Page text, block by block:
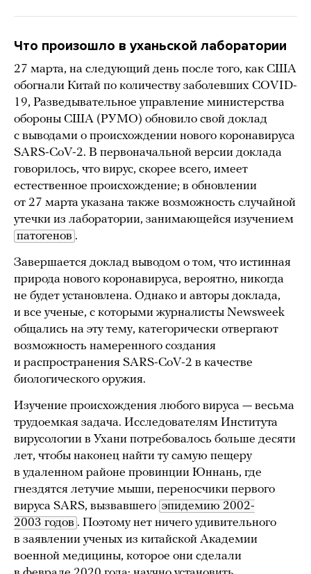
Что произошло в уханьской лаборатории
27 марта, на следующий день после того, как США
обогнали Китай по количеству заболевших COVID-
19, Разведывательное управление министерства
обороны США (РУМО) обновило свой доклад
с выводами о происхождении нового коронавируса
SARS-CoV-2. В первоначальной версии доклада
говорилось, что вирус, скорее всего, имеет
естественное происхождение; в обновлении
от 27 марта указана также возможность случайной
утечки из лаборатории, занимающейся изучением
патогенов .
Завершается доклад выводом о том, что истинная
природа нового коронавируса, вероятно, никогда
не будет установлена. Однако и авторы доклада,
и все ученые, с которыми журналисты Newsweek
общались на эту тему, категорически отвергают
возможность намеренного создания
и распространения SARS-CoV-2 в качестве
биологического оружия.
Изучение происхождения любого вируса — весьма
трудоемкая задача. Исследователям Института
вирусологии в Ухани потребовалось больше десяти
лет, чтобы наконец найти ту самую пещеру
в удаленном районе провинции Юннань, где
гнездятся летучие мыши, переносчики первого
вируса SARS, вызвавшего эпидемию 2002-
2003 годов . Поэтому нет ничего удивительного
в заявлении ученых из китайской Академии
военной медицины, которое они сделали